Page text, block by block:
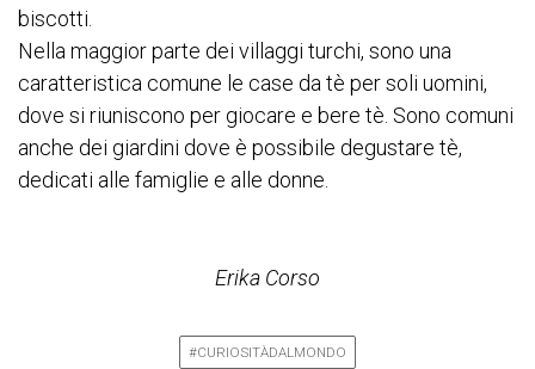
biscotti.
Nella maggior parte dei villaggi turchi, sono una
caratteristica comune le case da tè per soli uomini,
dove si riuniscono per giocare e bere tè. Sono comuni
anche dei giardini dove è possibile degustare tè,
dedicati alle famiglie e alle donne.
Erika Corso
#CURIOSITÀDALMONDO